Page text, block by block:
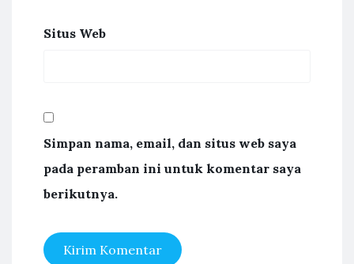
Situs Web
Simpan nama, email, dan situs web saya
pada peramban ini untuk komentar saya
berikutnya.